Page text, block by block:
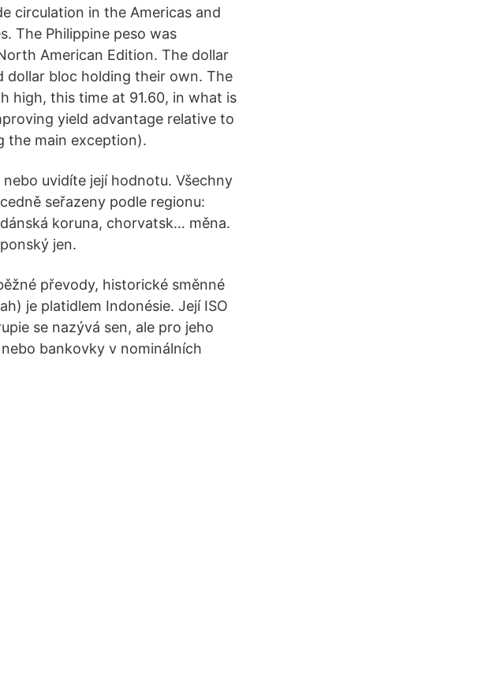
circulation in the Americas and
The Philippine peso was
American Edition. The dollar
dollar bloc holding their own. The
high, this time at 91.60, in what is
yield advantage relative to
the main exception).
uvidíte její hodnotu. Všechny
seřazeny podle regionu:
koruna, chorvatsk… měna.
jen.
převody, historické směnné
je platidlem Indonésie. Její ISO
se nazývá sen, ale pro jeho
bankovky v nominálních